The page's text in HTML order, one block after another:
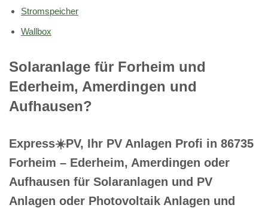
Stromspeicher
Wallbox
Solaranlage für Forheim und
Ederheim, Amerdingen und
Aufhausen?
Express☀️PV️, Ihr PV Anlagen Profi in 86735
Forheim – Ederheim, Amerdingen oder
Aufhausen für Solaranlagen und PV
Anlagen oder Photovoltaik Anlagen und